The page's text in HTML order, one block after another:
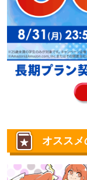
オススメ